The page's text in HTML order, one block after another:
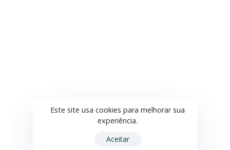
Este site usa cookies para melhorar sua
experiência.
Aceitar